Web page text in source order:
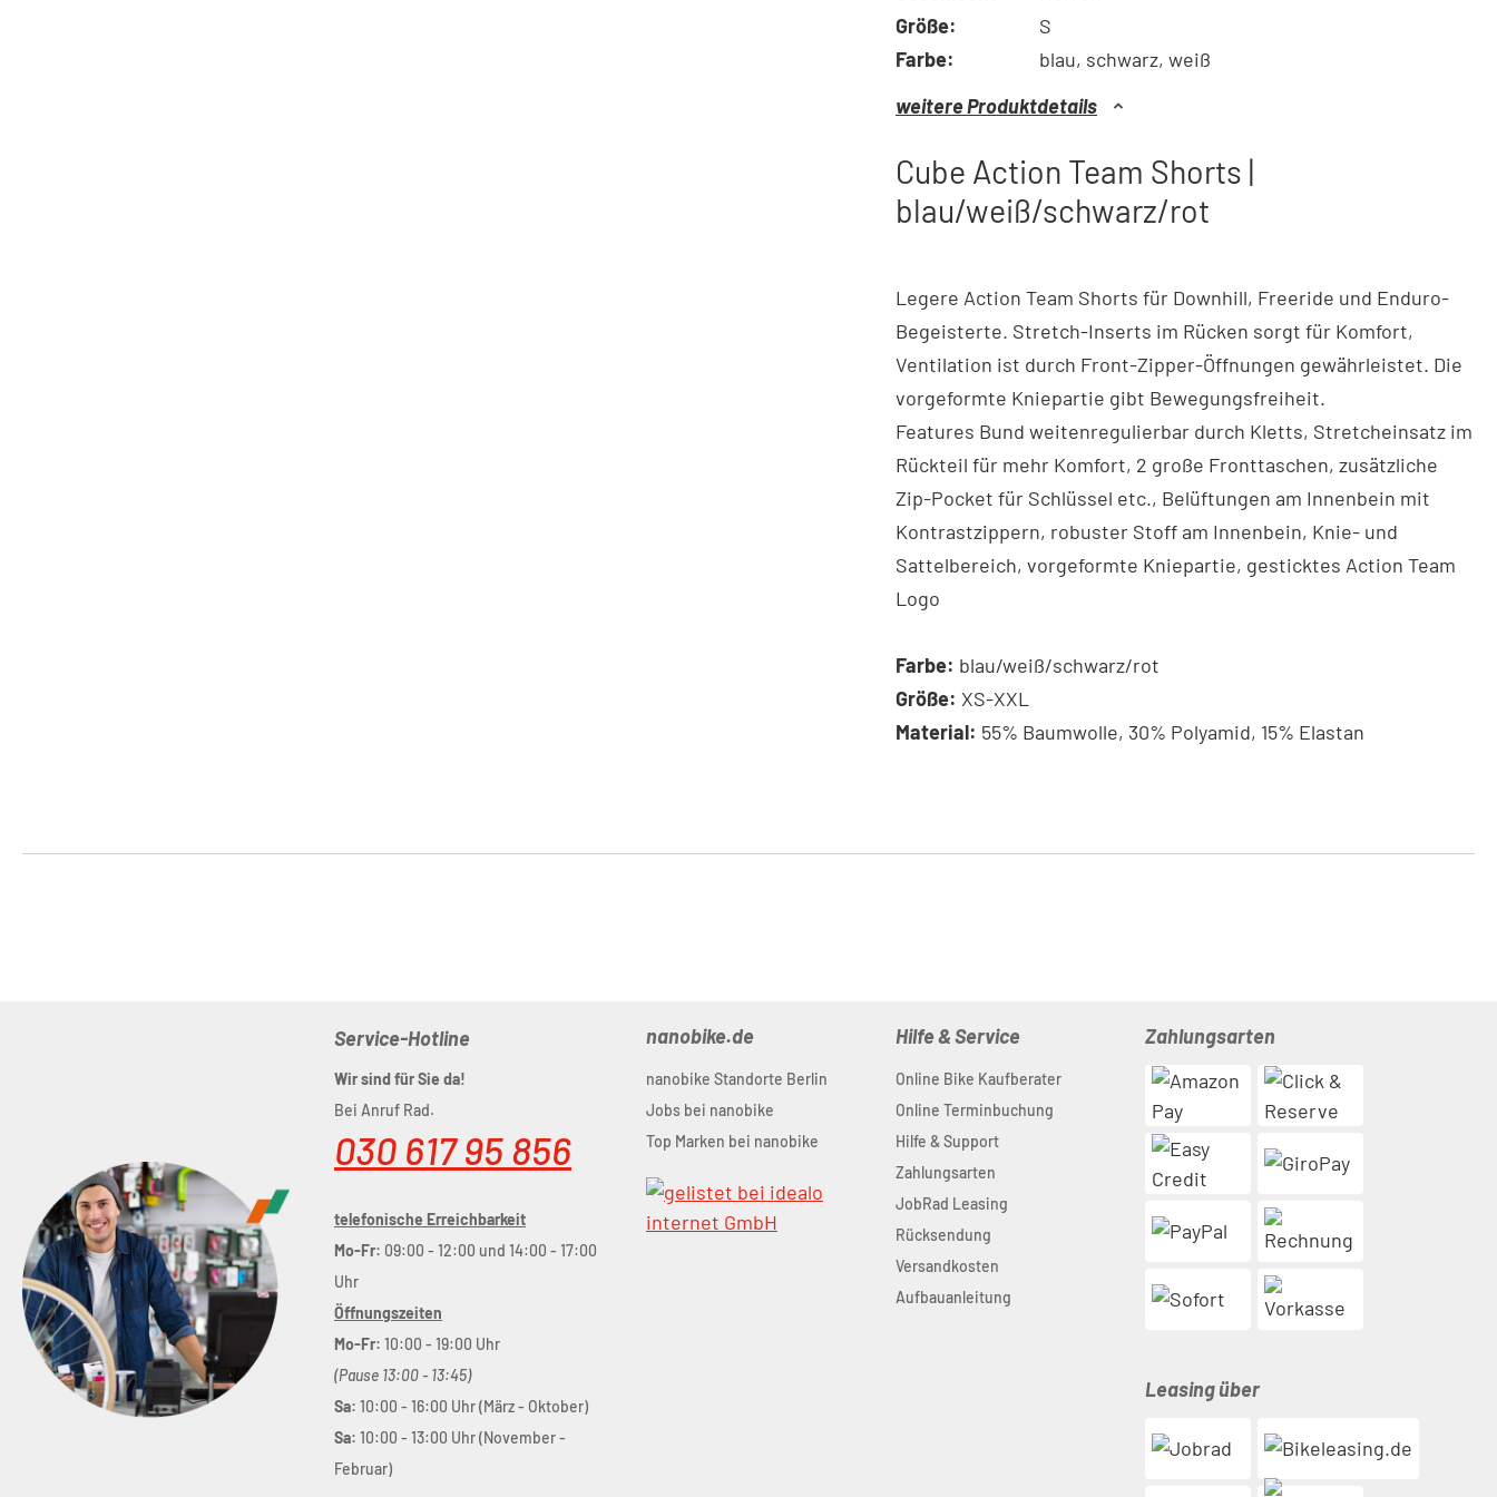
Größe:
S
Farbe:
blau, schwarz, weiß
weitere Produktdetails
Cube Action Team Shorts |
blau/weiß/schwarz/rot
Legere Action Team Shorts für Downhill, Freeride und Enduro-
Begeisterte. Stretch-Inserts im Rücken sorgt für Komfort,
Ventilation ist durch Front-Zipper-Öffnungen gewährleistet. Die
vorgeformte Kniepartie gibt Bewegungsfreiheit.
Features Bund weitenregulierbar durch Kletts, Stretcheinsatz im
Rückteil für mehr Komfort, 2 große Fronttaschen, zusätzliche
Zip-Pocket für Schlüssel etc., Belüftungen am Innenbein mit
Kontrastzippern, robuster Stoff am Innenbein, Knie- und
Sattelbereich, vorgeformte Kniepartie, gesticktes Action Team
Logo
Farbe: blau/weiß/schwarz/rot
Größe: XS-XXL
Material: 55% Baumwolle, 30% Polyamid, 15% Elastan
Service-Hotline
Wir sind für Sie da!
Bei Anruf Rad.
030 617 95 856
telefonische Erreichbarkeit
Mo-Fr: 09:00 - 12:00 und 14:00 - 17:00
Uhr
Öffnungszeiten
Mo-Fr: 10:00 - 19:00 Uhr
(Pause 13:00 - 13:45)
Sa: 10:00 - 16:00 Uhr (März - Oktober)
Sa: 10:00 - 13:00 Uhr (November -
Februar)
nanobike.de
nanobike Standorte Berlin
Jobs bei nanobike
Top Marken bei nanobike
Hilfe & Service
Online Bike Kaufberater
Online Terminbuchung
Hilfe & Support
Zahlungsarten
JobRad Leasing
Rücksendung
Versandkosten
Aufbauanleitung
Zahlungsarten
Leasing über